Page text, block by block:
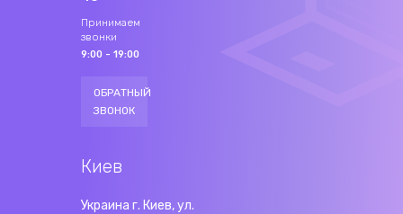
Принимаем
звонки
9:00 - 19:00
ОБРАТНЫЙ
ЗВОНОК
Киев
Украина г. Киев, ул.